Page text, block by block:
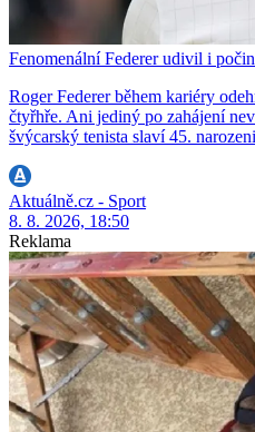
Fenomenální Federer udivil i
Roger Federer během kariéry
čtyřhře. Ani jediný po zahájení
švýcarský tenista slaví 45.
Aktuálně.cz - Sport
8. 8. 2026, 18:50
Reklama